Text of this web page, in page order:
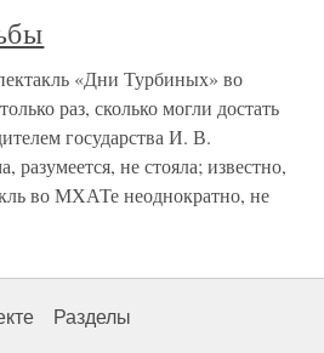
«Дни Турбиных» во
раз, сколько могли достать
государства И. В.
разумеется, не стояла; известно,
во МХАТе неоднократно, не
Разделы